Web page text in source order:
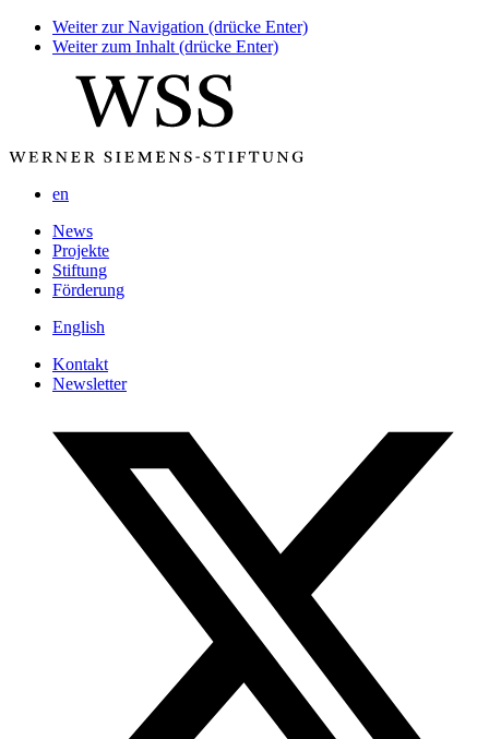
Weiter zur Navigation (drücke Enter)
Weiter zum Inhalt (drücke Enter)
en
News
Projekte
Stiftung
Förderung
English
Kontakt
Newsletter